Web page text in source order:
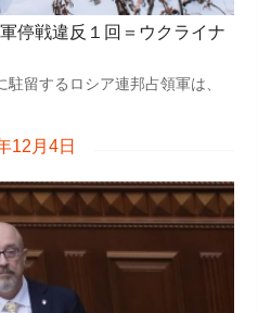
停戦違反１回＝ウクライナ
留するロシア連邦占領軍は、
12月4日